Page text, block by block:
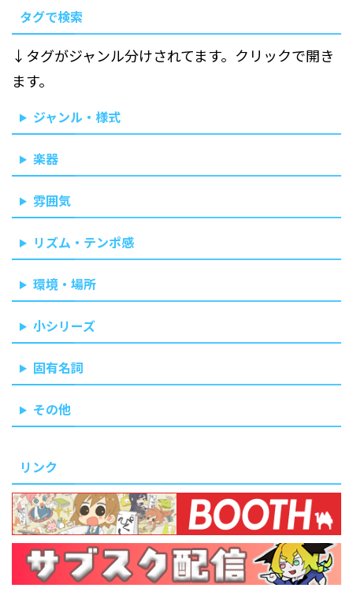
タグで検索
↓タグがジャンル分けされてます。クリックで開き
ます。
ジャンル・様式
楽器
雰囲気
リズム・テンポ感
環境・場所
小シリーズ
固有名詞
その他
リンク